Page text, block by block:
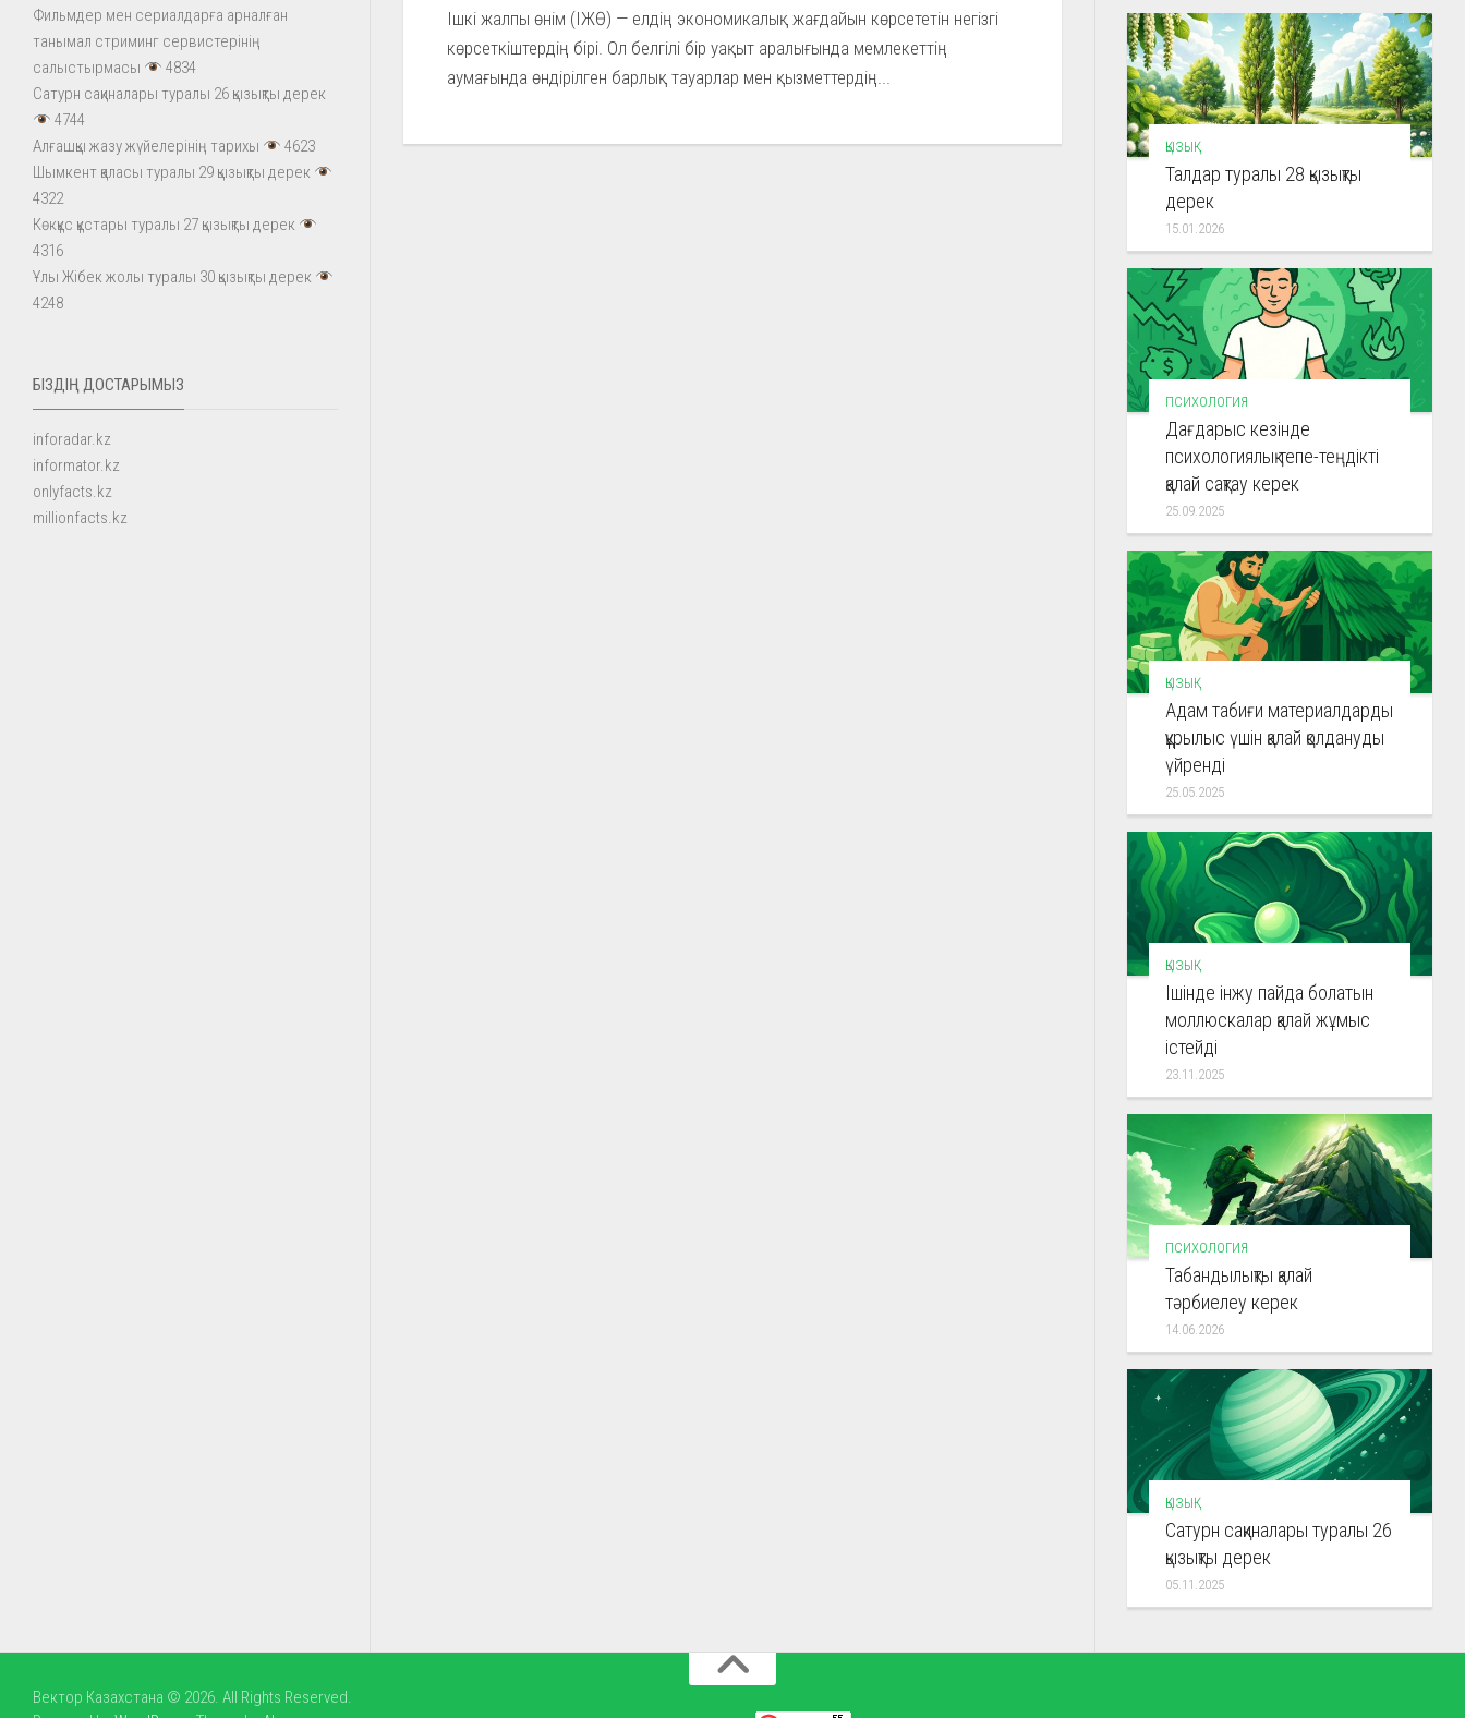
Ішкі жалпы өнім (ІЖӨ) — елдің экономикалық жағдайын көрсететін негізгі
көрсеткіштердің бірі. Ол белгілі бір уақыт аралығында мемлекеттің
аумағында өндірілген барлық тауарлар мен қызметтердің...
Фильмдер мен сериалдарға арналған
танымал стриминг сервистерінің
салыстырмасы
4834
Сатурн сақиналары туралы 26 қызықты дерек
4744
Алғашқы жазу жүйелерінің тарихы
4623
Шымкент қаласы туралы 29 қызықты дерек
4322
Көкқұс құстары туралы 27 қызықты дерек
4316
Ұлы Жібек жолы туралы 30 қызықты дерек
4248
БІЗДІҢ ДОСТАРЫМЫЗ
inforadar.kz
informator.kz
onlyfacts.kz
millionfacts.kz
ҚЫЗЫҚ
Талдар туралы 28 қызықты
дерек
15.01.2026
ПСИХОЛОГИЯ
Дағдарыс кезінде
психологиялық тепе-теңдікті
қалай сақтау керек
25.09.2025
ҚЫЗЫҚ
Адам табиғи материалдарды
құрылыс үшін қалай қолдануды
үйренді
25.05.2025
ҚЫЗЫҚ
Ішінде інжу пайда болатын
моллюскалар қалай жұмыс
істейді
23.11.2025
ПСИХОЛОГИЯ
Табандылықты қалай
тәрбиелеу керек
14.06.2026
ҚЫЗЫҚ
Сатурн сақиналары туралы 26
қызықты дерек
05.11.2025
Вектор Казахстана © 2026. All Rights Reserved.